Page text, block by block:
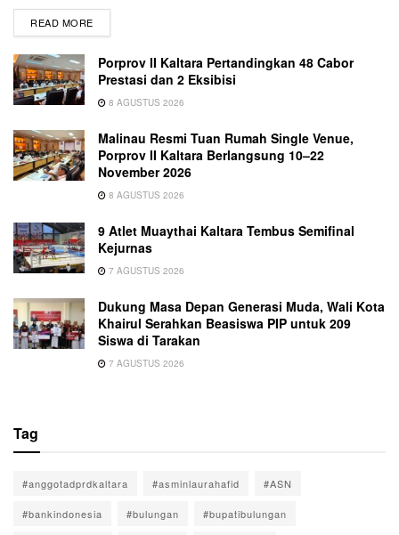
READ MORE
Porprov II Kaltara Pertandingkan 48 Cabor
Prestasi dan 2 Eksibisi
8 AGUSTUS 2026
Malinau Resmi Tuan Rumah Single Venue,
Porprov II Kaltara Berlangsung 10–22
November 2026
8 AGUSTUS 2026
9 Atlet Muaythai Kaltara Tembus Semifinal
Kejurnas
7 AGUSTUS 2026
Dukung Masa Depan Generasi Muda, Wali Kota
Khairul Serahkan Beasiswa PIP untuk 209
Siswa di Tarakan
7 AGUSTUS 2026
Tag
#anggotadprdkaltara #asminlaurahafid #ASN
#bankindonesia #bulungan #bupatibulungan